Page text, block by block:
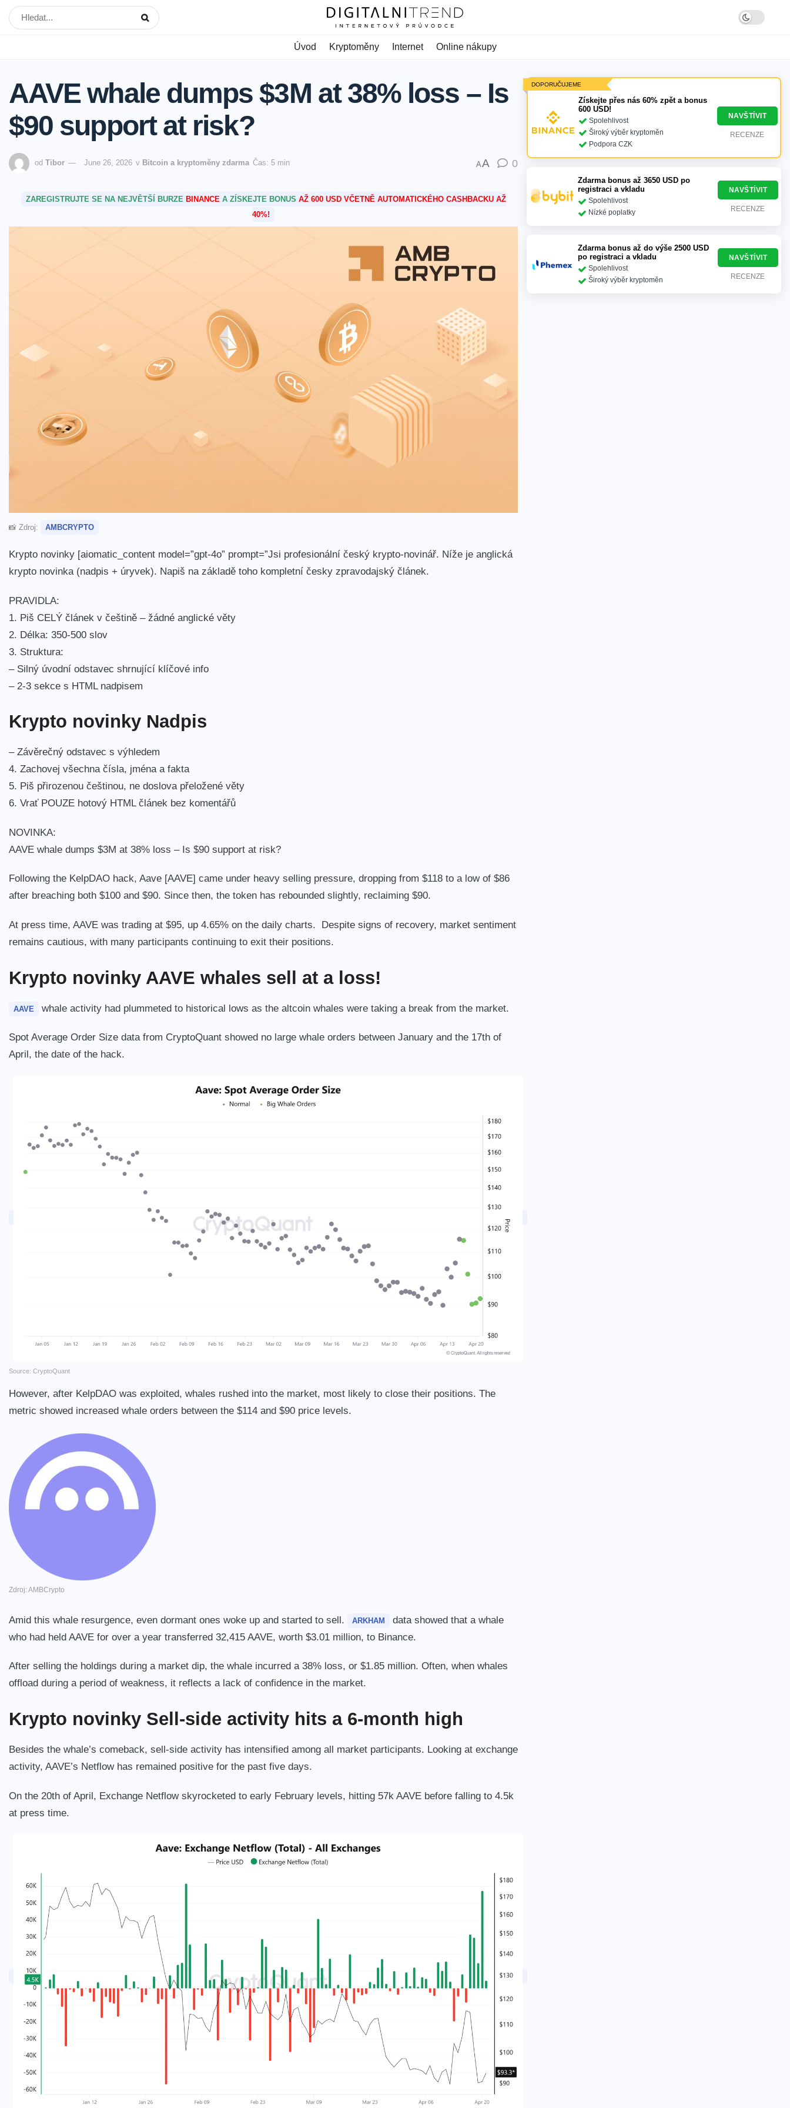
Úvod Kryptoměny Internet Online nákupy
AAVE whale dumps $3M at 38% loss – Is
$90 support at risk?
od Tibor June 26, 2026 v Bitcoin a kryptoměny zdarma Čas: 5 min AA 0
ZAREGISTRUJTE SE NA NEJVĚTŠÍ BURZE BINANCEA ZÍSKEJTE BONUS AŽ 600 USD VČETNĚ AUTOMATICKÉHO CASHBACKU AŽ
40%!
📸 Zdroj: AMBCRYPTO
Krypto novinky [aiomatic_content model=”gpt-4o” prompt=”Jsi profesionální český krypto-novinář. Níže je anglická
krypto novinka (nadpis + úryvek). Napiš na základě toho kompletní česky zpravodajský článek.
PRAVIDLA:
1. Piš CELÝ článek v češtině – žádné anglické věty
2. Délka: 350-500 slov
3. Struktura:
– Silný úvodní odstavec shrnující klíčové info
– 2-3 sekce s HTML nadpisem
Krypto novinky Nadpis
– Závěrečný odstavec s výhledem
4. Zachovej všechna čísla, jména a fakta
5. Piš přirozenou češtinou, ne doslova přeložené věty
6. Vrať POUZE hotový HTML článek bez komentářů
NOVINKA:
AAVE whale dumps $3M at 38% loss – Is $90 support at risk?
Following the KelpDAO hack, Aave [AAVE] came under heavy selling pressure, dropping from $118 to a low of $86
after breaching both $100 and $90. Since then, the token has rebounded slightly, reclaiming $90.
At press time, AAVE was trading at $95, up 4.65% on the daily charts. Despite signs of recovery, market sentiment
remains cautious, with many participants continuing to exit their positions.
Krypto novinky AAVE whales sell at a loss!
AAVE whale activity had plummeted to historical lows as the altcoin whales were taking a break from the market.
Spot Average Order Size data from CryptoQuant showed no large whale orders between January and the 17th of
April, the date of the hack.
Source: CryptoQuant
However, after KelpDAO was exploited, whales rushed into the market, most likely to close their positions. The
metric showed increased whale orders between the $114 and $90 price levels.
Zdroj: AMBCrypto
Amid this whale resurgence, even dormant ones woke up and started to sell. ARKHAM
data showed that a whale
who had held AAVE for over a year transferred 32,415 AAVE, worth $3.01 million, to Binance.
After selling the holdings during a market dip, the whale incurred a 38% loss, or $1.85 million. Often, when whales
offload during a period of weakness, it reflects a lack of confidence in the market.
Krypto novinky Sell-side activity hits a 6-month high
Besides the whale’s comeback, sell-side activity has intensified among all market participants. Looking at exchange
activity, AAVE’s Netflow has remained positive for the past five days.
On the 20th of April, Exchange Netflow skyrocketed to early February levels, hitting 57k AAVE before falling to 4.5k
at press time.
DOPORUČUJEME
Získejte přes nás 60% zpět a bonus
600 USD!
Spolehlivost
Široký výběr kryptoměn
Podpora CZK
NAVŠTÍVIT
RECENZE
Zdarma bonus až 3650 USD po
registraci a vkladu
Spolehlivost
Nízké poplatky
NAVŠTÍVIT
RECENZE
Zdarma bonus až do výše 2500 USD
po registraci a vkladu
Spolehlivost
Široký výběr kryptoměn
NAVŠTÍVIT
RECENZE